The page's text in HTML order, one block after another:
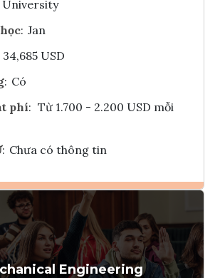
University
: Jan
34,685 USD
: Có
phí: Từ 1.700 - 2.200 USD mỗi
: Chưa có thông tin
Ghi danh
Tham vấn Interlink
Engineering